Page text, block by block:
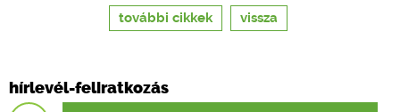
további cikkek vissza
hírlevél-feliratkozás